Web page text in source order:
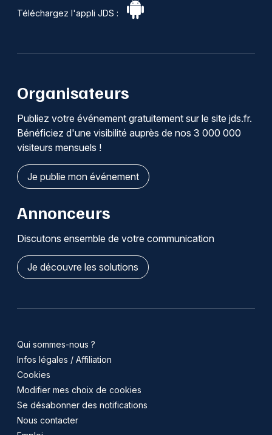
Téléchargez l'appli JDS :
Organisateurs
Publiez votre événement gratuitement sur le site jds.fr.
Bénéficiez d'une visibilité auprès de nos 3 000 000
visiteurs mensuels !
Je publie mon événement
Annonceurs
Discutons ensemble de votre communication
Je découvre les solutions
Qui sommes-nous ?
Infos légales / Affiliation
Cookies
Modifier mes choix de cookies
Se désabonner des notifications
Nous contacter